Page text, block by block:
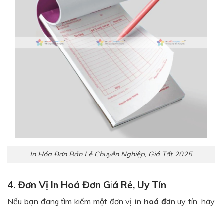
In Hóa Đơn Bán Lẻ Chuyên Nghiệp, Giá Tốt 2025
4. Đơn Vị In Hoá Đơn Giá Rẻ, Uy Tín
Nếu bạn đang tìm kiếm một đơn vị in hoá đơnuy tín, hãy